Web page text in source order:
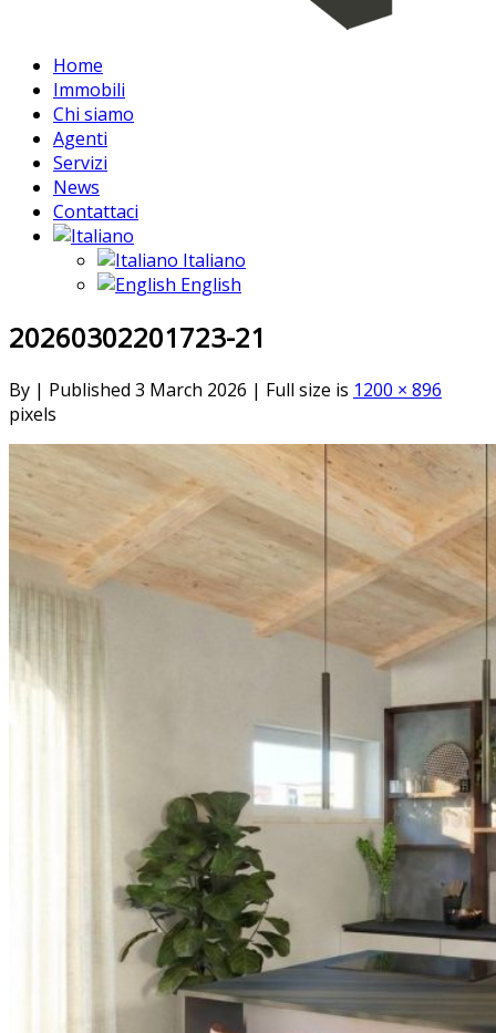
Home
Immobili
Chi siamo
Agenti
Servizi
News
Contattaci
Italiano
English
20260302201723-21
By | Published 3 March 2026 | Full size is 1200 × 896
pixels